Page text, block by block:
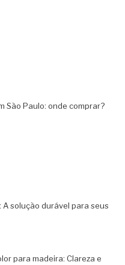
São Paulo: onde comprar?
solução durável para seus
para madeira: Clareza e